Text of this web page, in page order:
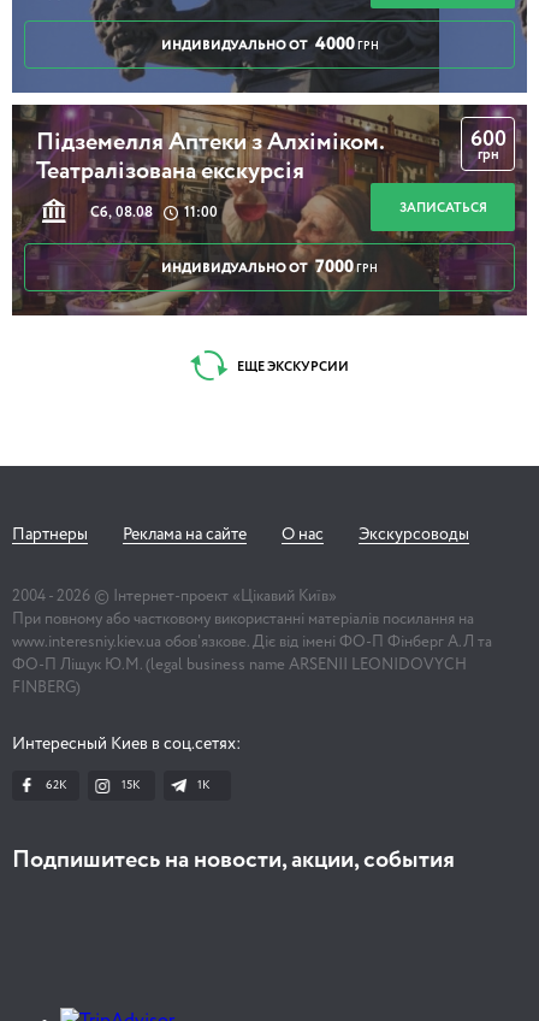
ИНДИВИДУАЛЬНО ОТ 4000 ГРН
Підземелля Аптеки з Алхіміком.
Театралізована екскурсія
Сб, 08.08 11:00
600
грн
ЗАПИСАТЬСЯ
ИНДИВИДУАЛЬНО ОТ 7000 ГРН
ЕЩЕ ЭКСКУРСИИ
Партнеры Реклама на сайте О нас Экскурсоводы
2004 - 2026 © Інтернет-проект «Цікавий Київ»
При повному або частковому використанні матеріалів посилання на
www.interesniy.kiev.ua обов'язкове. Діє від імені ФО-П Фінберг А.Л та
ФО-П Ліщук Ю.М. (legal business name ARSENII LEONIDOVYCH
FINBERG)
Интересный Киев в соц.сетях:
62K 15K 1К
Подпишитесь на новости, акции, события